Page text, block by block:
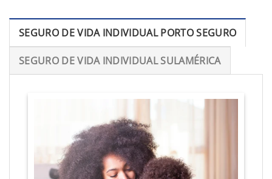
SEGURO DE VIDA INDIVIDUAL PORTO SEGURO
SEGURO DE VIDA INDIVIDUAL SULAMÉRICA